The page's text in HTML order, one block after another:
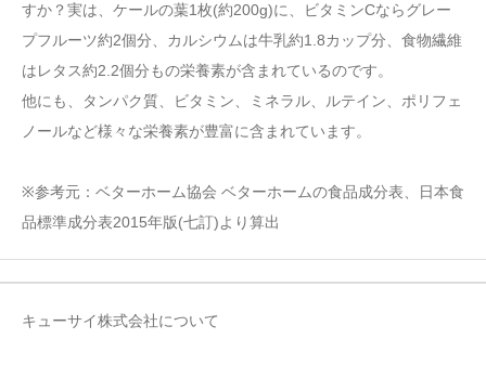
すか？実は、ケールの葉1枚(約200g)に、ビタミンCならグレー
プフルーツ約2個分、カルシウムは牛乳約1.8カップ分、食物繊維
はレタス約2.2個分もの栄養素が含まれているのです。
他にも、タンパク質、ビタミン、ミネラル、ルテイン、ポリフェ
ノールなど様々な栄養素が豊富に含まれています。
※参考元：ベターホーム協会 ベターホームの食品成分表、日本食
品標準成分表2015年版(七訂)より算出
キューサイ株式会社について